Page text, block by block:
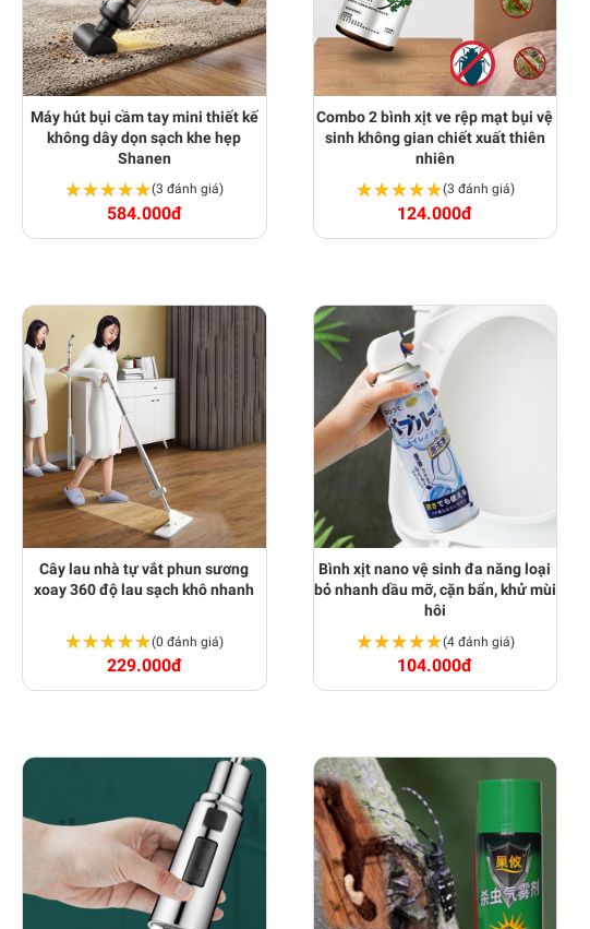
Máy hút bụi cầm tay mini thiết kế
không dây dọn sạch khe hẹp
Shanen
★★★★★
★★★★★(3 đánh giá)
584.000đ
Combo 2 bình xịt ve rệp mạt bụi vệ
sinh không gian chiết xuất thiên
nhiên
★★★★★
★★★★★(3 đánh giá)
124.000đ
Cây lau nhà tự vắt phun sương
xoay 360 độ lau sạch khô nhanh
★★★★★
★★★★★(0 đánh giá)
229.000đ
Bình xịt nano vệ sinh đa năng loại
bỏ nhanh dầu mỡ, cặn bẩn, khử mùi
hôi
★★★★★
★★★★★(4 đánh giá)
104.000đ